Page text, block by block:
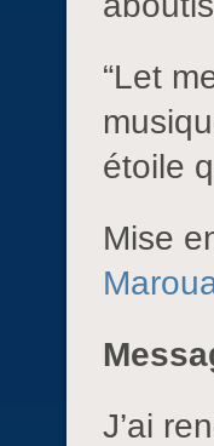
“Let
étoile
Mise
J’ai